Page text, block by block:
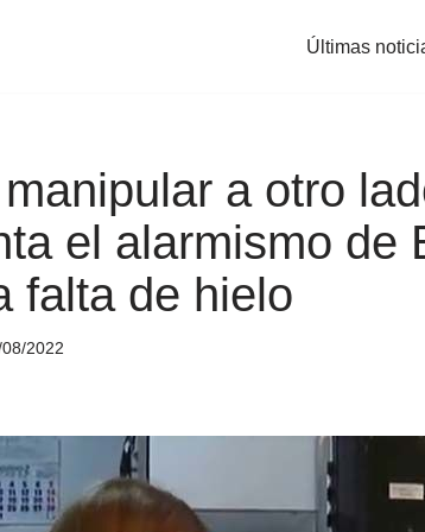
Últimas
a otro
el alarmismo de
falta de hielo
2022